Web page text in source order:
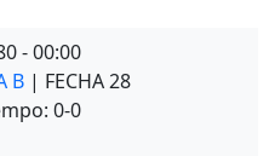
- 00:00
B | FECHA 28
0-0